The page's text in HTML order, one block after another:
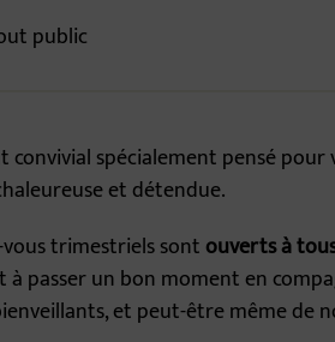
public
convivial spécialement pensé
et détendue.
vous trimestriels sontouverts à
à passer un bon moment en
et peut-être même de